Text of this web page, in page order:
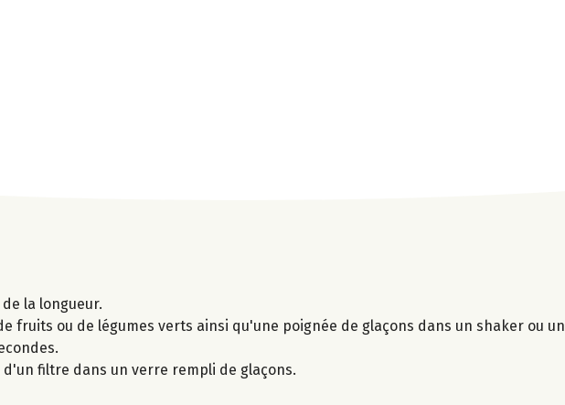
la longueur.
fruits ou de légumes verts ainsi qu'une poignée de glaçons dans un shaker ou un
filtre dans un verre rempli de glaçons.